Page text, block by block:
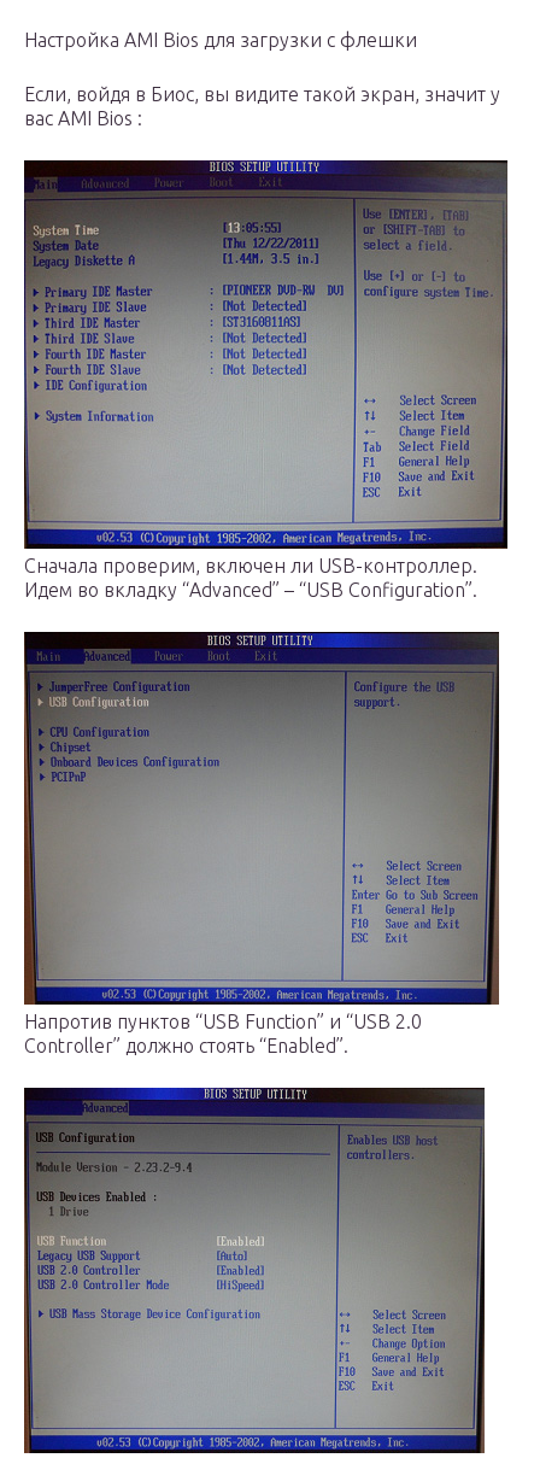
Настройка AMI Bios для загрузки с флешки
Если, войдя в Биос, вы видите такой экран, значит у
вас AMI Bios :
Сначала проверим, включен ли USB-контроллер.
Идем во вкладку “Advanced” – “USB Configuration”.
Напротив пунктов “USB Function” и “USB 2.0
Controller” должно стоять “Enabled”.